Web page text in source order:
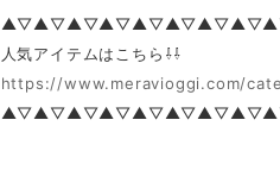
人気アイテムはこちら⇩⇩
https://www.meravioggi.com/